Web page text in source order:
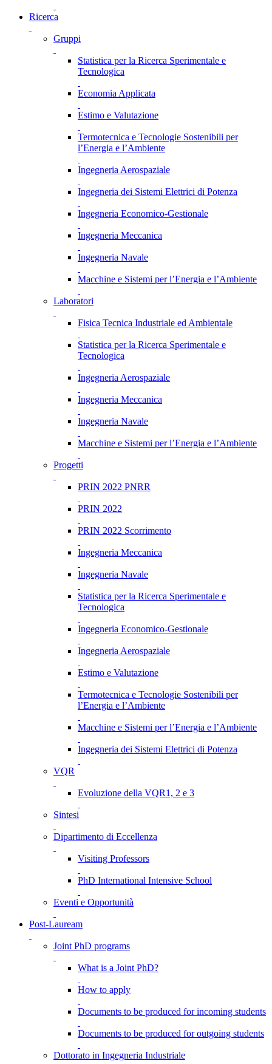
Ricerca
Gruppi
Statistica per la Ricerca Sperimentale e
Tecnologica
Economia Applicata
Estimo e Valutazione
Termotecnica e Tecnologie Sostenibili per
l’Energia e l’Ambiente
Ingegneria Aerospaziale
Ingegneria dei Sistemi Elettrici di Potenza
Ingegneria Economico-Gestionale
Ingegneria Meccanica
Ingegneria Navale
Macchine e Sistemi per l’Energia e l’Ambiente
Laboratori
Fisica Tecnica Industriale ed Ambientale
Statistica per la Ricerca Sperimentale e
Tecnologica
Ingegneria Aerospaziale
Ingegneria Meccanica
Ingegneria Navale
Macchine e Sistemi per l’Energia e l’Ambiente
Progetti
PRIN 2022 PNRR
PRIN 2022
PRIN 2022 Scorrimento
Ingegneria Meccanica
Ingegneria Navale
Statistica per la Ricerca Sperimentale e
Tecnologica
Ingegneria Economico-Gestionale
Ingegneria Aerospaziale
Estimo e Valutazione
Termotecnica e Tecnologie Sostenibili per
l’Energia e l’Ambiente
Macchine e Sistemi per l’Energia e l’Ambiente
Ingegneria dei Sistemi Elettrici di Potenza
VQR
Evoluzione della VQR1, 2 e 3
Sintesi
Dipartimento di Eccellenza
Visiting Professors
PhD International Intensive School
Eventi e Opportunità
Post-Lauream
Joint PhD programs
What is a Joint PhD?
How to apply
Documents to be produced for incoming students
Documents to be produced for outgoing students
Dottorato in Ingegneria Industriale